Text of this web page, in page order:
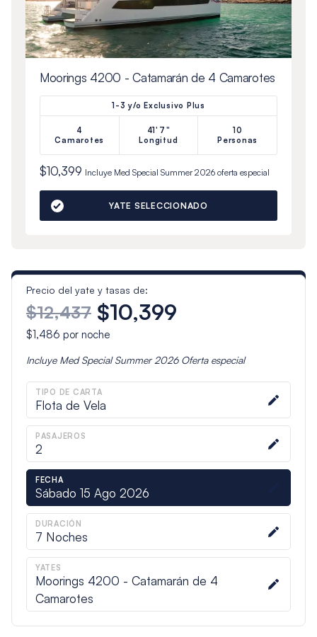
Moorings 4200 - Catamarán de 4 Camarotes
1-3 y/o Exclusivo Plus
4
Camarotes
41'7"
Longitud
10
Personas
$10,399 Incluye Med Special Summer 2026oferta especial
YATE SELECCIONADO
Precio del yate y tasas de:
$12,437 $10,399
$1,486 por noche
Incluye Med Special Summer 2026Oferta especial
TIPO DE CARTA
Flota de Vela
PASAJEROS
2
FECHA
Sábado 15 Ago 2026
DURACIÓN
7 Noches
YATES
Moorings 4200 - Catamarán de 4
Camarotes